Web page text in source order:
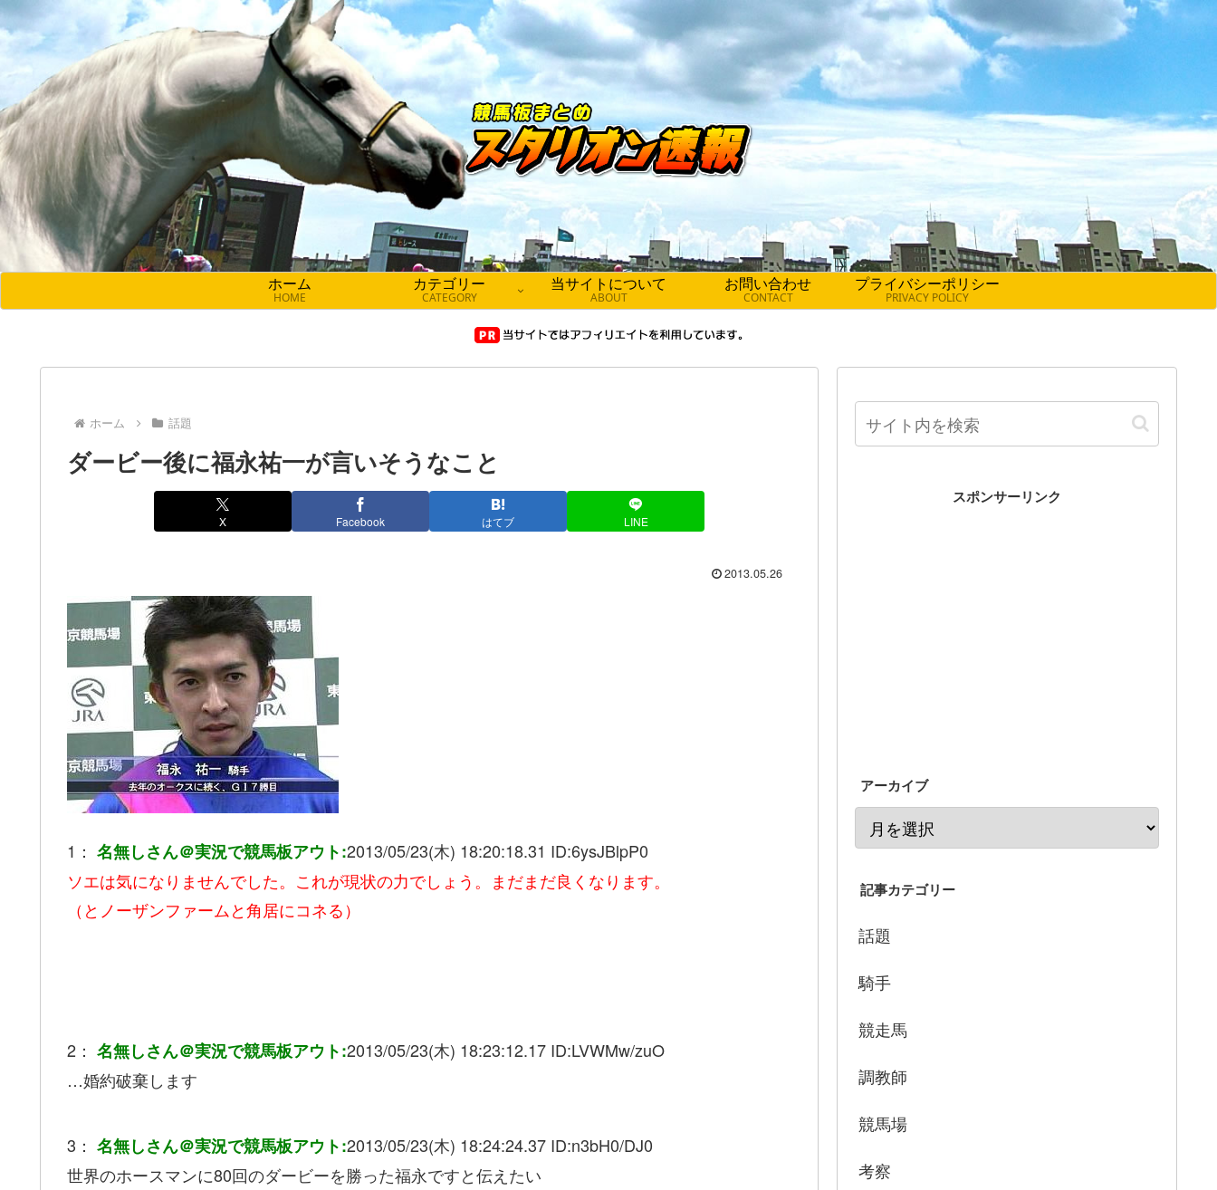
ホーム
HOME
カテゴリー
CATEGORY
当サイトについて
ABOUT
お問い合わせ
CONTACT
プライバシーポリシー
PRIVACY POLICY
ホーム 話題
ダービー後に福永祐一が言いそうなこと
X Facebook はてブ LINE
2013.05.26
1： 名無しさん＠実況で競馬板アウト:2013/05/23(木) 18:20:18.31 ID:6ysJBlpP0
ソエは気になりませんでした。これが現状の力でしょう。まだまだ良くなります。
（とノーザンファームと角居にコネる）
2： 名無しさん＠実況で競馬板アウト:2013/05/23(木) 18:23:12.17 ID:LVWMw/zuO
…婚約破棄します
3： 名無しさん＠実況で競馬板アウト:2013/05/23(木) 18:24:24.37 ID:n3bH0/DJ0
世界のホースマンに80回のダービーを勝った福永ですと伝えたい
スポンサーリンク
アーカイブ
記事カテゴリー
話題
騎手
競走馬
調教師
競馬場
考察